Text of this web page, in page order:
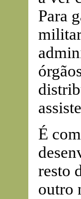
Para
É
resto
outro